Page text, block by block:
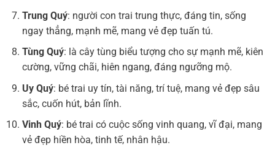
Trung Quý: người con trai trung thực, đáng tin, sống
ngay thẳng, mạnh mẽ, mang vẻ đẹp tuấn tú.
Tùng Quý: là cây tùng biểu tượng cho sự mạnh mẽ, kiên
cường, vững chãi, hiên ngang, đáng ngưỡng mộ.
Uy Quý: bé trai uy tín, tài năng, trí tuệ, mang vẻ đẹp sâu
sắc, cuốn hút, bản lĩnh.
Vinh Quý: bé trai có cuộc sống vinh quang, vĩ đại, mang
vẻ đẹp hiền hòa, tinh tế, nhân hậu.